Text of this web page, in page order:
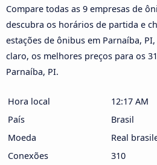
Compare todas as 9 empresas de
descubra os horários de partida e
estações de ônibus em Parnaíba,
claro, os melhores preços para os
Parnaíba, PI.
Hora local
12:17 AM
País
Brasil
Moeda
Real
Conexões
310